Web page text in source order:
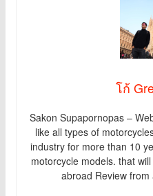
โก้
Sakon Supapornopas –
like all types of
industry for more than 10
motorcycle models. that
abroad Review